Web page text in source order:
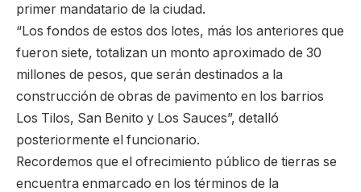
primer mandatario de la ciudad.
“Los fondos de estos dos lotes, más los anteriores que
fueron siete, totalizan un monto aproximado de 30
millones de pesos, que serán destinados a la
construcción de obras de pavimento en los barrios
Los Tilos, San Benito y Los Sauces”, detalló
posteriormente el funcionario.
Recordemos que el ofrecimiento público de tierras se
encuentra enmarcado en los términos de la